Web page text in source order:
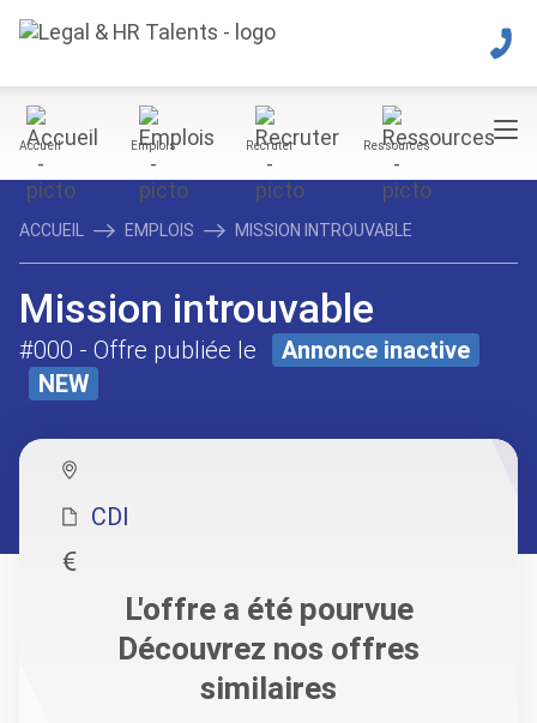
Accueil Emplois Recruter Ressources
ACCUEIL EMPLOIS MISSION INTROUVABLE
Mission introuvable
#000 - Offre publiée le
Annonce inactive
NEW
CDI
L'offre a été pourvue
Découvrez nos offres
similaires